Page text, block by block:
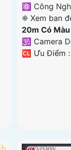
⚛️ Công
❈ Xem ban
20m Có
🕉️ Camera
️🆑 Ưu Điểm